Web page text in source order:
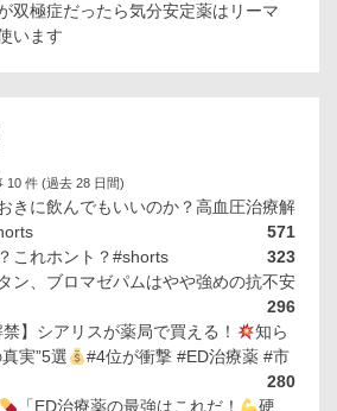
双極症だったら気分安定薬はリーマ
います
10 件 (過去 28 日間)
きに飲んでもいいのか？高血圧治療解
571
これホント？#shorts
323
ン、ブロマゼパムはやや強めの抗不安
296
禁】シアリスが薬局で買える！
知ら
実”5選
#4位が衝撃 #ED治療薬 #市
280
「ED治療薬の最強はこれだ！
硬